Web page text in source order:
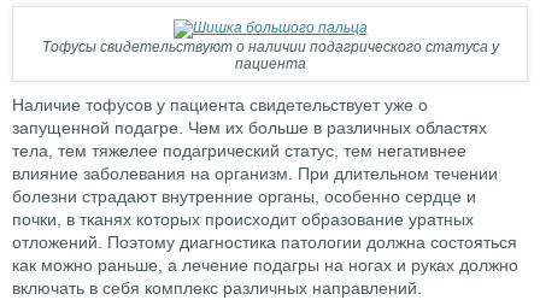
Тофусы свидетельствуют о наличии подагрического статуса у
пациента
Наличие тофусов у пациента свидетельствует уже о
запущенной подагре. Чем их больше в различных областях
тела, тем тяжелее подагрический статус, тем негативнее
влияние заболевания на организм. При длительном течении
болезни страдают внутренние органы, особенно сердце и
почки, в тканях которых происходит образование уратных
отложений. Поэтому диагностика патологии должна состояться
как можно раньше, а лечение подагры на ногах и руках должно
включать в себя комплекс различных направлений.